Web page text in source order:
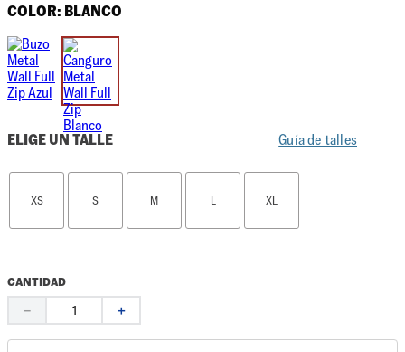
COLOR: BLANCO
ELIGE UN TALLE Guía de talles
L
M
S XL
XS
CANTIDAD
＋
－